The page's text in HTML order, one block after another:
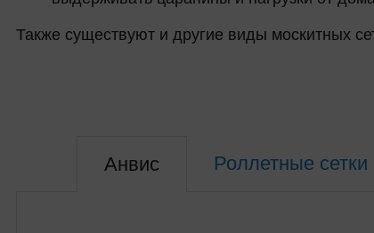
Также существуют и другие виды москитных
Анвис Роллетные сетки